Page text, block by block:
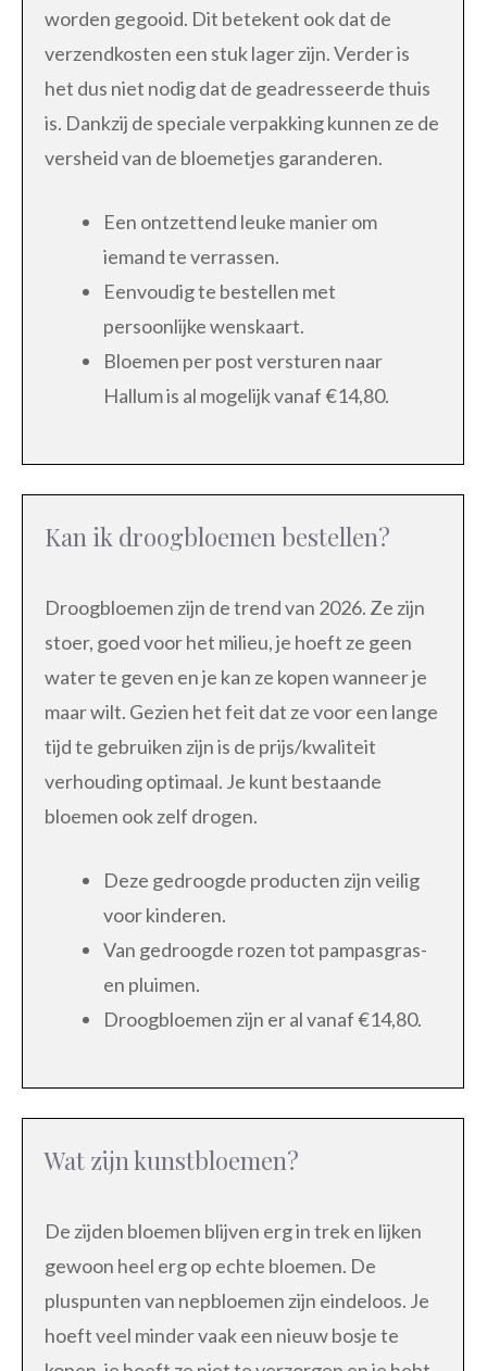
worden gegooid. Dit betekent ook dat de
verzendkosten een stuk lager zijn. Verder is
het dus niet nodig dat de geadresseerde thuis
is. Dankzij de speciale verpakking kunnen ze de
versheid van de bloemetjes garanderen.
Een ontzettend leuke manier om
iemand te verrassen.
Eenvoudig te bestellen met
persoonlijke wenskaart.
Bloemen per post versturen naar
Hallum is al mogelijk vanaf €14,80.
Kan ik droogbloemen bestellen?
Droogbloemen zijn de trend van 2026. Ze zijn
stoer, goed voor het milieu, je hoeft ze geen
water te geven en je kan ze kopen wanneer je
maar wilt. Gezien het feit dat ze voor een lange
tijd te gebruiken zijn is de prijs/kwaliteit
verhouding optimaal. Je kunt bestaande
bloemen ook zelf drogen.
Deze gedroogde producten zijn veilig
voor kinderen.
Van gedroogde rozen tot pampasgras-
en pluimen.
Droogbloemen zijn er al vanaf €14,80.
Wat zijn kunstbloemen?
De zijden bloemen blijven erg in trek en lijken
gewoon heel erg op echte bloemen. De
pluspunten van nepbloemen zijn eindeloos. Je
hoeft veel minder vaak een nieuw bosje te